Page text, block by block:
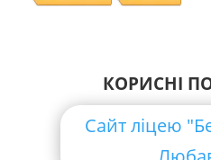
КОРИСНІ
Сайт ліцею